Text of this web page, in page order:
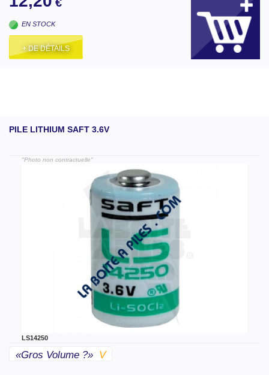
EN STOCK
+ DE DÉTAILS
PILE LITHIUM SAFT 3.6V
"Photo non contractuelle"
LS14250
«gros Volume ?» V